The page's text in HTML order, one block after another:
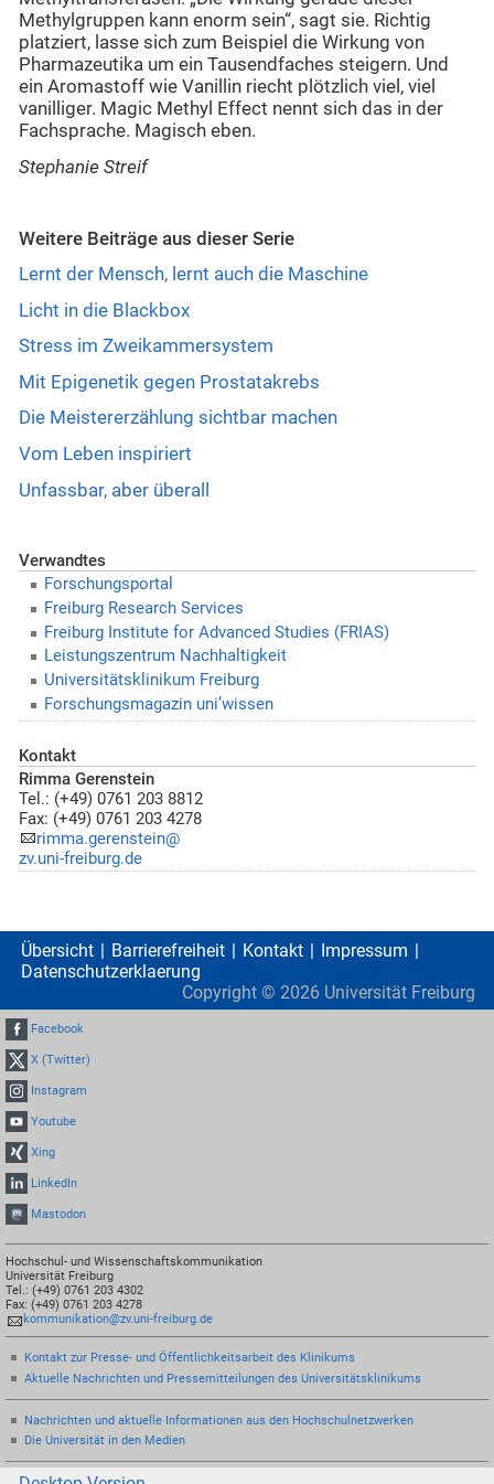
Methylgruppen kann enorm sein“, sagt sie. Richtig
platziert, lasse sich zum Beispiel die Wirkung von
Pharmazeutika um ein Tausendfaches steigern. Und
ein Aromastoff wie Vanillin riecht plötzlich viel, viel
vanilliger. Magic Methyl Effect nennt sich das in der
Fachsprache. Magisch eben.
Stephanie Streif
Weitere Beiträge aus dieser Serie
Lernt der Mensch, lernt auch die Maschine
Licht in die Blackbox
Stress im Zweikammersystem
Mit Epigenetik gegen Prostatakrebs
Die Meistererzählung sichtbar machen
Vom Leben inspiriert
Unfassbar, aber überall
Verwandtes
Forschungsportal
Freiburg Research Services
Freiburg Institute for Advanced Studies (FRIAS)
Leistungszentrum Nachhaltigkeit
Universitätsklinikum Freiburg
Forschungsmagazin uni’wissen
Kontakt
Rimma Gerenstein
Tel.: (+49) 0761 203 8812
Fax: (+49) 0761 203 4278
rimma.gerenstein@
zv.uni-freiburg.de
Übersicht Barrierefreiheit Kontakt
Impressum
Datenschutzerklaerung
Copyright © 2026 Universität Freiburg
Facebook
X (Twitter)
Instagram
Youtube
Xing
LinkedIn
Mastodon
Hochschul- und Wissenschaftskommunikation
Universität Freiburg
Tel.: (+49) 0761 203 4302
Fax: (+49) 0761 203 4278
kommunikation@zv.uni-freiburg.de
Kontakt zur Presse- und Öffentlichkeitsarbeit des Klinikums
Aktuelle Nachrichten und Pressemitteilungen des Universitätsklinikums
Nachrichten und aktuelle Informationen aus den Hochschulnetzwerken
Die Universität in den Medien